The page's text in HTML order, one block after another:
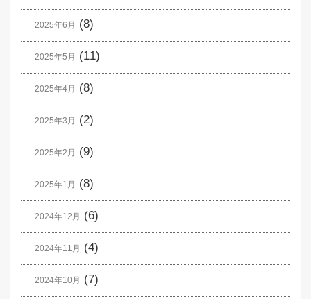
2025年6月 (8)
2025年5月 (11)
2025年4月 (8)
2025年3月 (2)
2025年2月 (9)
2025年1月 (8)
2024年12月 (6)
2024年11月 (4)
2024年10月 (7)